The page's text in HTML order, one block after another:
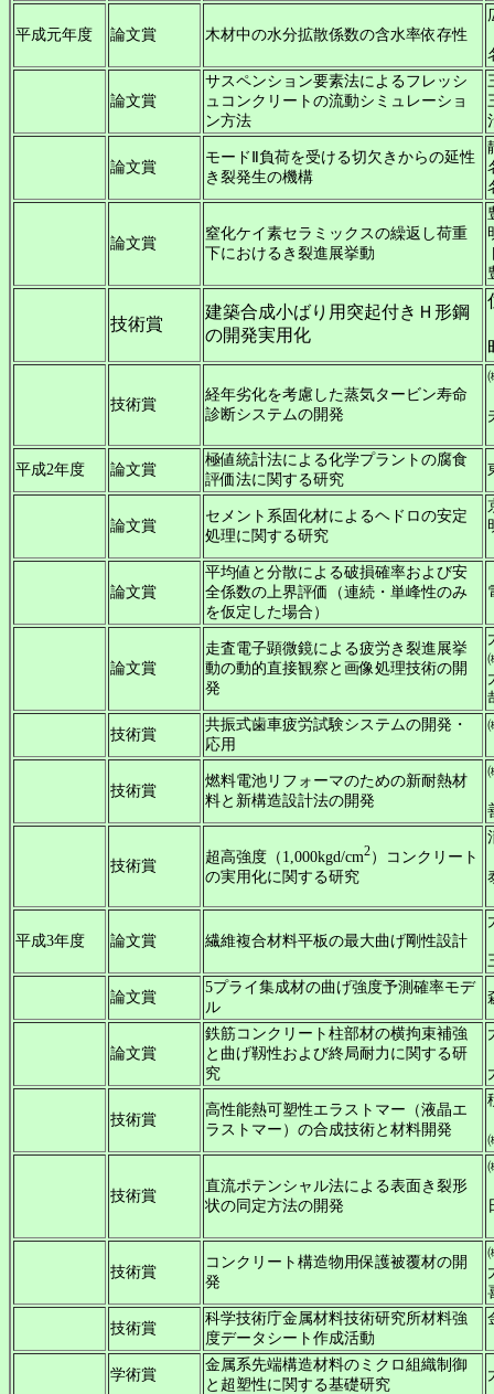
平成元年度 論文賞 木材中の水分拡散係数の含水率依存性
論文賞
サスペンション要素法によるフレッシ
ュコンクリートの流動シミュレーショ
ン方法
論文賞
モードⅡ負荷を受ける切欠きからの延性
き裂発生の機構
論文賞
窒化ケイ素セラミックスの繰返し荷重
下におけるき裂進展挙動
技術賞
建築合成小ばり用突起付きＨ形鋼
の開発実用化
技術賞
経年劣化を考慮した蒸気タービン寿命
診断システムの開発
平成2年度 論文賞
極値統計法による化学プラントの腐食
評価法に関する研究
論文賞
セメント系固化材によるヘドロの安定
処理に関する研究
論文賞
平均値と分散による破損確率および安
全係数の上界評価（連続・単峰性のみ
を仮定した場合）
論文賞
走査電子顕微鏡による疲労き裂進展挙
動の動的直接観察と画像処理技術の開
発
技術賞
共振式歯車疲労試験システムの開発・
応用
技術賞
燃料電池リフォーマのための新耐熱材
料と新構造設計法の開発
技術賞
超高強度（1,000kgd/cm2）コンクリート
の実用化に関する研究
平成3年度 論文賞 繊維複合材料平板の最大曲げ剛性設計
論文賞
5プライ集成材の曲げ強度予測確率モデ
ル
論文賞
鉄筋コンクリート柱部材の横拘束補強
と曲げ靱性および終局耐力に関する研
究
技術賞
高性能熱可塑性エラストマー（液晶エ
ラストマー）の合成技術と材料開発
技術賞
直流ポテンシャル法による表面き裂形
状の同定方法の開発
技術賞
コンクリート構造物用保護被覆材の開
発
技術賞
科学技術庁金属材料技術研究所材料強
度データシート作成活動
学術賞
金属系先端構造材料のミクロ組織制御
と超塑性に関する基礎研究